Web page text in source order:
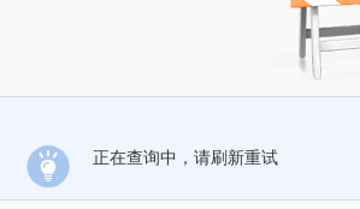
正在查询中，请刷新重试